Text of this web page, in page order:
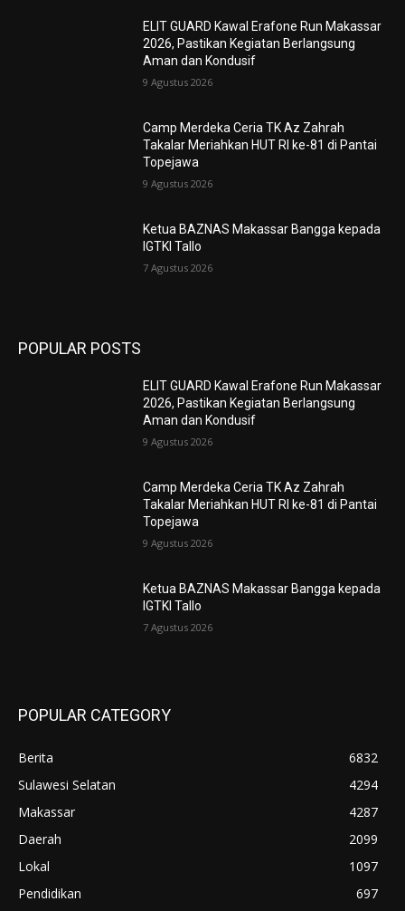
ELIT GUARD Kawal Erafone Run Makassar
2026, Pastikan Kegiatan Berlangsung
Aman dan Kondusif
9 Agustus 2026
Camp Merdeka Ceria TK Az Zahrah
Takalar Meriahkan HUT RI ke-81 di Pantai
Topejawa
9 Agustus 2026
Ketua BAZNAS Makassar Bangga kepada
IGTKI Tallo
7 Agustus 2026
POPULAR POSTS
ELIT GUARD Kawal Erafone Run Makassar
2026, Pastikan Kegiatan Berlangsung
Aman dan Kondusif
9 Agustus 2026
Camp Merdeka Ceria TK Az Zahrah
Takalar Meriahkan HUT RI ke-81 di Pantai
Topejawa
9 Agustus 2026
Ketua BAZNAS Makassar Bangga kepada
IGTKI Tallo
7 Agustus 2026
POPULAR CATEGORY
Berita
6832
Sulawesi Selatan
4294
Makassar
4287
Daerah
2099
Lokal
1097
Pendidikan
697